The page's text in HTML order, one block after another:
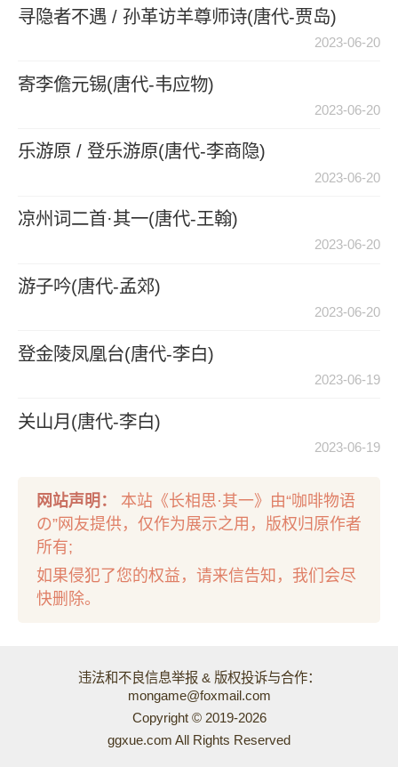
寻隐者不遇 / 孙革访羊尊师诗(唐代-贾岛)
2023-06-20
寄李儋元锡(唐代-韦应物)
2023-06-20
乐游原 / 登乐游原(唐代-李商隐)
2023-06-20
凉州词二首·其一(唐代-王翰)
2023-06-20
游子吟(唐代-孟郊)
2023-06-20
登金陵凤凰台(唐代-李白)
2023-06-19
关山月(唐代-李白)
2023-06-19
网站声明：
本站《长相思·其一》由“咖啡物语
の”网友提供，仅作为展示之用，版权归原作者
所有;
如果侵犯了您的权益，请来信告知，我们会尽
快删除。
违法和不良信息举报 & 版权投诉与合作：
mongame@foxmail.com
Copyright © 2019-2026
ggxue.com All Rights Reserved